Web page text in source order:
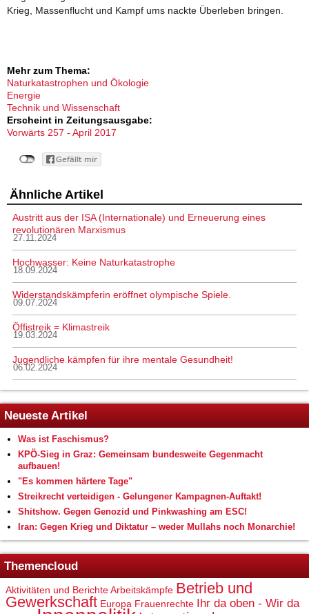
Krieg, Massenflucht und Kampf ums nackte Überleben bringen.
Mehr zum Thema:
Naturkatastrophen und Ökologie
Energie
Technik und Wissenschaft
Erscheint in Zeitungsausgabe:
Vorwärts 257 - April 2017
Ähnliche Artikel
Austritt aus der ISA (Internationale) und Erneuerung eines
revolutionären Marxismus
27.11.2024
Hochwasser: Keine Naturkatastrophe
18.09.2024
Widerstandskämpferin eröffnet olympische Spiele.
09.07.2024
Öffistreik = Klimastreik
19.03.2024
Jugendliche kämpfen für ihre mentale Gesundheit!
06.02.2024
Neueste Artikel
Was ist Faschismus?
KPÖ-Sieg in Graz: Gemeinsam bundesweite Gegenmacht
aufbauen!
"Es kommen härtere Tage"
Streikrecht verteidigen - Gelungener Kampagnen-Auftakt!
Shitshow. Gegen Genozid und Pinkwashing am ESC!
Iran: Gegen Krieg und Diktatur – weder Mullahs noch Monarchie!
Themencloud
Aktivitäten und BerichteArbeitskämpfe Betrieb und
Gewerkschaft Europa Frauenrechte
Ihr da oben - Wir da